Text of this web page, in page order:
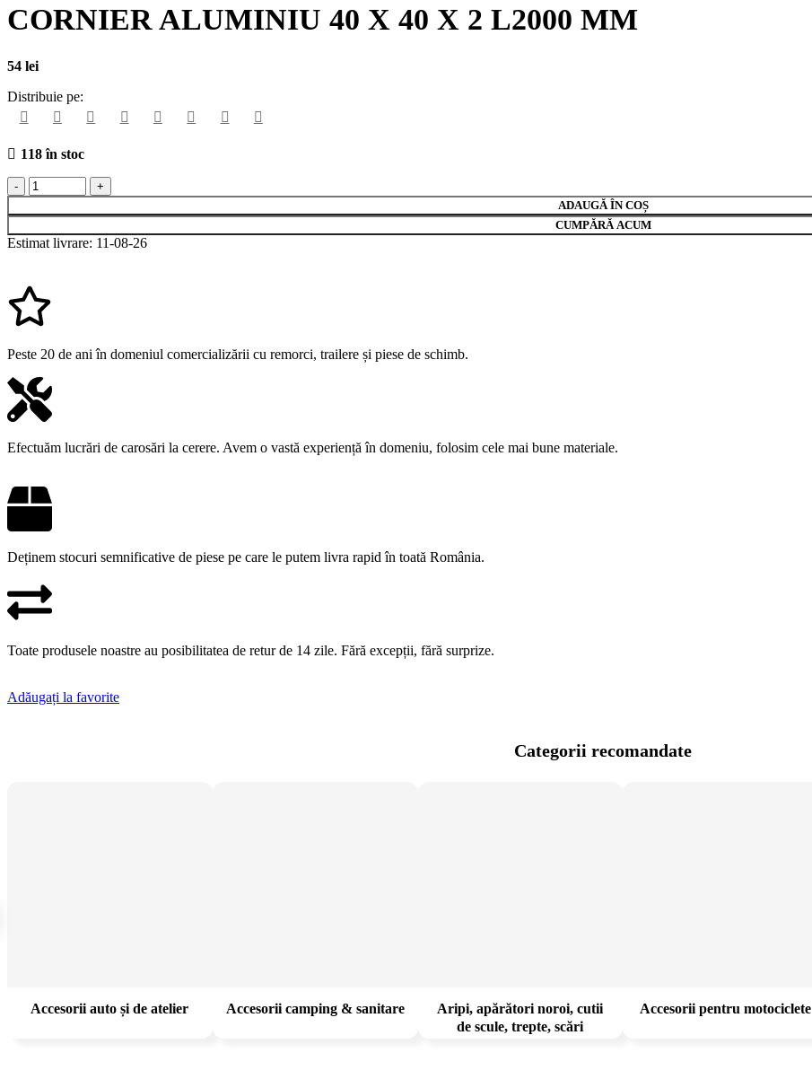
CORNIER ALUMINIU 40 X 40 X 2 L2000 MM
54 lei
Distribuie pe:
118 în stoc
ADAUGĂ ÎN COȘ
CUMPĂRĂ ACUM
Estimat livrare: 11-08-26
Peste 20 de ani în domeniul comercializării cu remorci, trailere și piese de schimb.
Efectuăm lucrări de carosări la cerere. Avem o vastă experiență în domeniu, folosim cele mai bune materiale.
Deținem stocuri semnificative de piese pe care le putem livra rapid în toată România.
Toate produsele noastre au posibilitatea de retur de 14 zile. Fără excepții, fără surprize.
Adăugați la favorite
Categorii recomandate
Accesorii auto și de atelier Accesorii camping & sanitare
Aripi, apărători noroi, cutii
de scule, trepte, scări
Accesorii pentru motociclete